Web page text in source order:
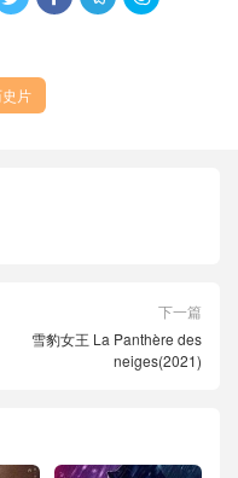
片
下一篇
雪豹女王 La Panthère des
neiges(2021)